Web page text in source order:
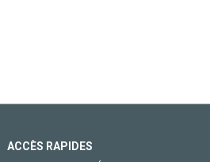
ACCÈS RAPIDES